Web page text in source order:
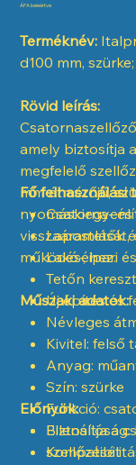
ÁFA beleértve
Terméknév:
d100 mm,
Rövid leírás:
amely biztosítja
megfelelő
mm átmérőjű,
működéséhez.
Fő felhasználási
Csatorna-
Lapostetők
Lakó-, ipari
Tetőn
Új építés és
Műszaki adatok:
Névleges
Kivitel: felső
Anyag:
Szín: szürke
Funkció:
Ellenállóság:
Előnyök:
Biztosítja a
szellőzését